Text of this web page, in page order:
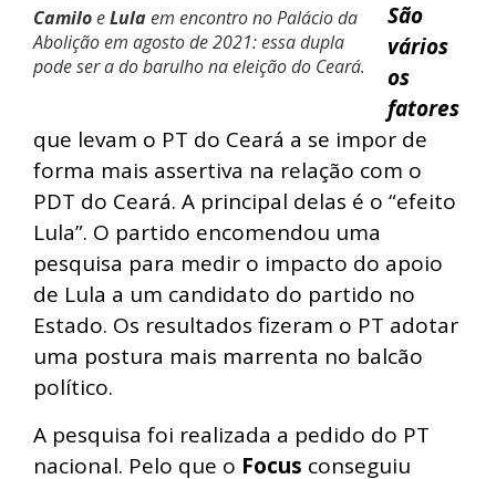
CamiloeLulaem encontro no Palácio da
Abolição em agosto de 2021: essa dupla
pode ser a do barulho na eleição do Ceará.
São
vários
os
fatores
que levam o PT do Ceará a se impor de
forma mais assertiva na relação com o
PDT do Ceará. A principal delas é o “efeito
Lula”. O partido encomendou uma
pesquisa para medir o impacto do apoio
de Lula a um candidato do partido no
Estado. Os resultados fizeram o PT adotar
uma postura mais marrenta no balcão
político.
A pesquisa foi realizada a pedido do PT
nacional. Pelo que o Focus conseguiu